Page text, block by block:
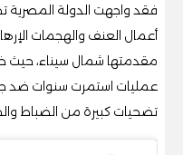
فقد واجهت الدولة المصرية
أعمال العنف والهجمات
مقدمتها شمال سيناء، حيث
عمليات استمرت سنوات ضد
تضحيات كبيرة من الضباط